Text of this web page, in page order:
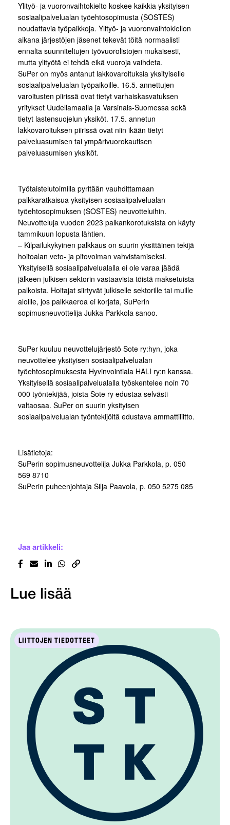
Ylityö- ja vuoronvaihtokielto koskee kaikkia yksityisen
sosiaalipalvelualan työehtosopimusta (SOSTES)
noudattavia työpaikkoja. Ylityö- ja vuoronvaihtokiellon
aikana järjestöjen jäsenet tekevät töitä normaalisti
ennalta suunniteltujen työvuorolistojen mukaisesti,
mutta ylityötä ei tehdä eikä vuoroja vaihdeta.
SuPer on myös antanut lakkovaroituksia yksityiselle
sosiaalipalvelualan työpaikoille. 16.5. annettujen
varoitusten piirissä ovat tietyt varhaiskasvatuksen
yritykset Uudellamaalla ja Varsinais-Suomessa sekä
tietyt lastensuojelun yksiköt. 17.5. annetun
lakkovaroituksen piirissä ovat niin ikään tietyt
palveluasumisen tai ympärivuorokautisen
palveluasumisen yksiköt.
Työtaistelutoimilla pyritään vauhdittamaan
palkkaratkaisua yksityisen sosiaalipalvelualan
työehtosopimuksen (SOSTES) neuvotteluihin.
Neuvotteluja vuoden 2023 palkankorotuksista on käyty
tammikuun lopusta lähtien.
– Kilpailukykyinen palkkaus on suurin yksittäinen tekijä
hoitoalan veto- ja pitovoiman vahvistamiseksi.
Yksityisellä sosiaalipalvelualalla ei ole varaa jäädä
jälkeen julkisen sektorin vastaavista töistä maksetuista
palkoista. Hoitajat siirtyvät julkiselle sektorille tai muille
aloille, jos palkkaeroa ei korjata, SuPerin
sopimusneuvottelija Jukka Parkkola sanoo.
SuPer kuuluu neuvottelujärjestö Sote ry:hyn, joka
neuvottelee yksityisen sosiaalipalvelualan
työehtosopimuksesta Hyvinvointiala HALI ry:n kanssa.
Yksityisellä sosiaalipalvelualalla työskentelee noin 70
000 työntekijää, joista Sote ry edustaa selvästi
valtaosaa. SuPer on suurin yksityisen
sosiaalipalvelualan työntekijöitä edustava ammattiliitto.
Lisätietoja:
SuPerin sopimusneuvottelija Jukka Parkkola, p. 050
569 8710
SuPerin puheenjohtaja Silja Paavola, p. 050 5275 085
Jaa artikkeli:
Lue lisää
LIITTOJEN TIEDOTTEET